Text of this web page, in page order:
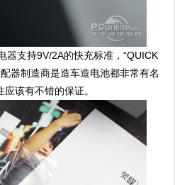
器支持9V/2A的快充标准，“QUICK
器制造商是造车造电池都非常有名
该有不错的保证。